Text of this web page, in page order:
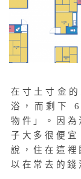
在寸土寸金
浴，而剩下
物件」。因為
子大多很便宜
說，住在這裡
以在常去的錢